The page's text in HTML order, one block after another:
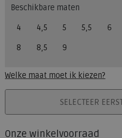
Beschikbare maten
4 4,5 5 5,5 6
8 8,5 9
Welke maat moet ik kiezen?
PLAATS IN WINKELMAND
SELECTEER
Onze winkelvoorraad